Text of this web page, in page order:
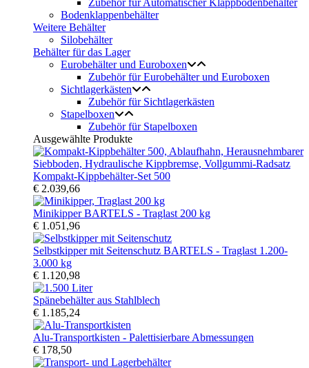
Zubehör für Automatischer Klappbodenbehälter
Bodenklappenbehälter
Weitere Behälter
Silobehälter
Behälter für das Lager
Eurobehälter und Euroboxen
Zubehör für Eurobehälter und Euroboxen
Sichtlagerkästen
Zubehör für Sichtlagerkästen
Stapelboxen
Zubehör für Stapelboxen
Ausgewählte Produkte
Kompakt-Kippbehälter-Set 500
€ 2.039,66
Minikipper BARTELS - Traglast 200 kg
€ 1.051,96
Selbstkipper mit Seitenschutz BARTELS - Traglast 1.200-
3.000 kg
€ 1.120,98
Spänebehälter aus Stahlblech
€ 1.185,24
Alu-Transportkisten - Palettisierbare Abmessungen
€ 178,50